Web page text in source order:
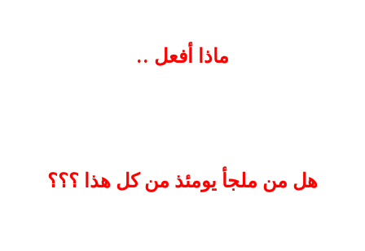
ماذا أفعل ..
هل من ملجأ يومئذ من كل هذا ؟؟؟